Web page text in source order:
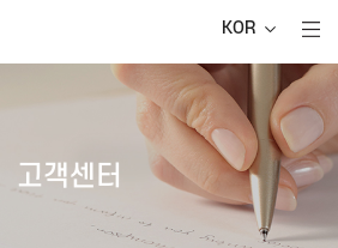
KOR
고객센터